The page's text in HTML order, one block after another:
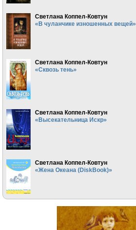
Светлана Коппел-Ковтун
«В чуланчике изношенных вещей»
Светлана Коппел-Ковтун
«Сквозь тень»
Светлана Коппел-Ковтун
«Высекательница Искр»
Светлана Коппел-Ковтун
«Жена Океана (DiskBook)»